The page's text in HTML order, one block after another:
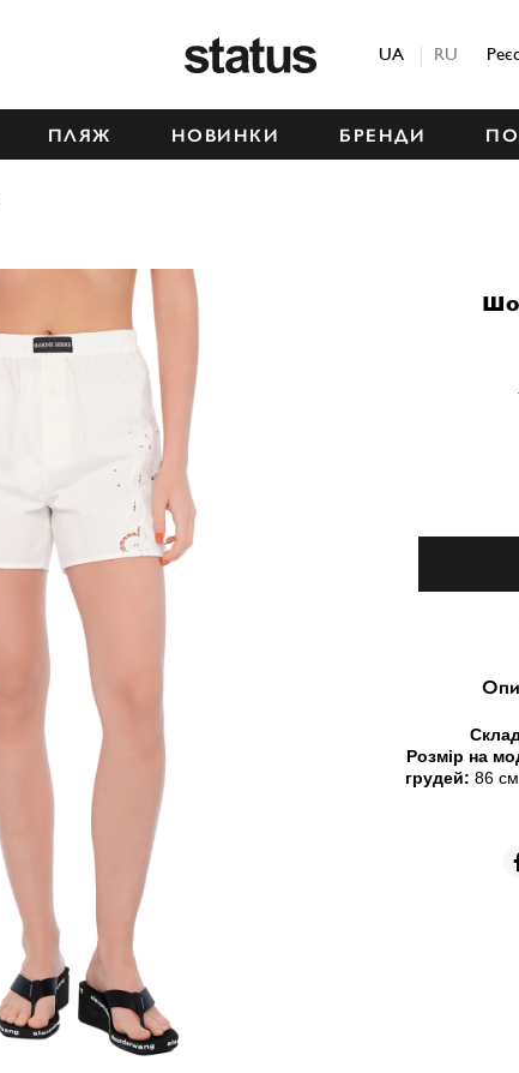
UA RU
ПЛЯЖ НОВИНКИ БРЕНДИ
Розмір на
грудей: 86 см